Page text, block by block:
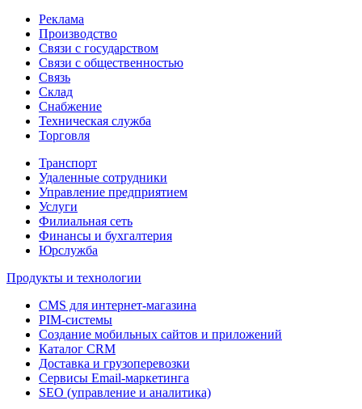
Реклама
Производство
Связи с государством
Связи с общественностью
Связь
Склад
Снабжение
Техническая служба
Торговля
Транспорт
Удаленные сотрудники
Управление предприятием
Услуги
Филиальная сеть
Финансы и бухгалтерия
Юрслужба
Продукты и технологии
CMS для интернет-магазина
PIM-системы
Создание мобильных сайтов и приложений
Каталог CRM
Доставка и грузоперевозки
Сервисы Email-маркетинга
SEO (управление и аналитика)